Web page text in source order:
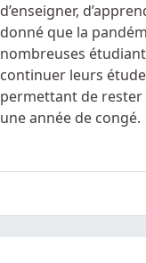
d’enseigner,
donné que la
nombreuses
continuer leurs
permettant de rester
une année de congé.